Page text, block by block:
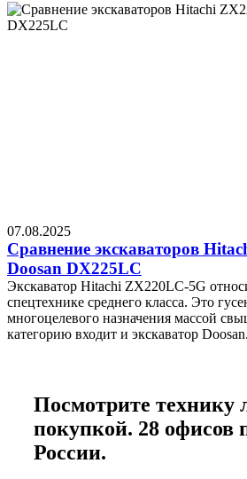
07.08.2025
Сравнение экскаваторов
Doosan DX225LC
Экскаватор Hitachi ZX220LC-5G
спецтехнике среднего класса. Это
многоцелевого назначения массой
категорию входит и экскаватор
Посмотрите технику
покупкой. 28 офисов
России.